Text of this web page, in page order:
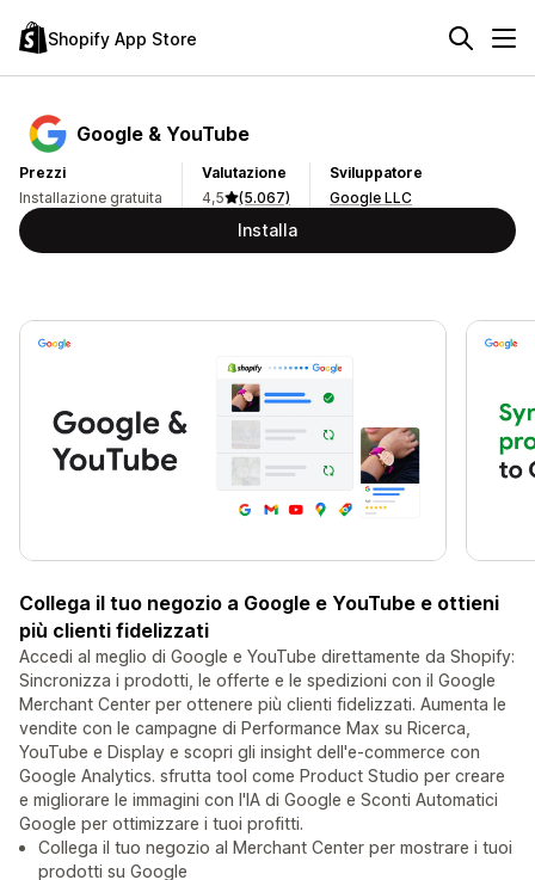
Shopify App Store
Google & YouTube
Prezzi
Installazione gratuita
Valutazione
4,5
(5.067)
Sviluppatore
Google LLC
Installa
Collega il tuo negozio a Google e YouTube e ottieni
più clienti fidelizzati
Accedi al meglio di Google e YouTube direttamente da Shopify:
Sincronizza i prodotti, le offerte e le spedizioni con il Google
Merchant Center per ottenere più clienti fidelizzati. Aumenta le
vendite con le campagne di Performance Max su Ricerca,
YouTube e Display e scopri gli insight dell'e-commerce con
Google Analytics. sfrutta tool come Product Studio per creare
e migliorare le immagini con l'IA di Google e Sconti Automatici
Google per ottimizzare i tuoi profitti.
Collega il tuo negozio al Merchant Center per mostrare i tuoi
prodotti su Google